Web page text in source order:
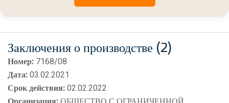
Заключения о производстве (2)
Номер: 7168/08
Дата:03.02.2021
Срок действия:02.02.2022